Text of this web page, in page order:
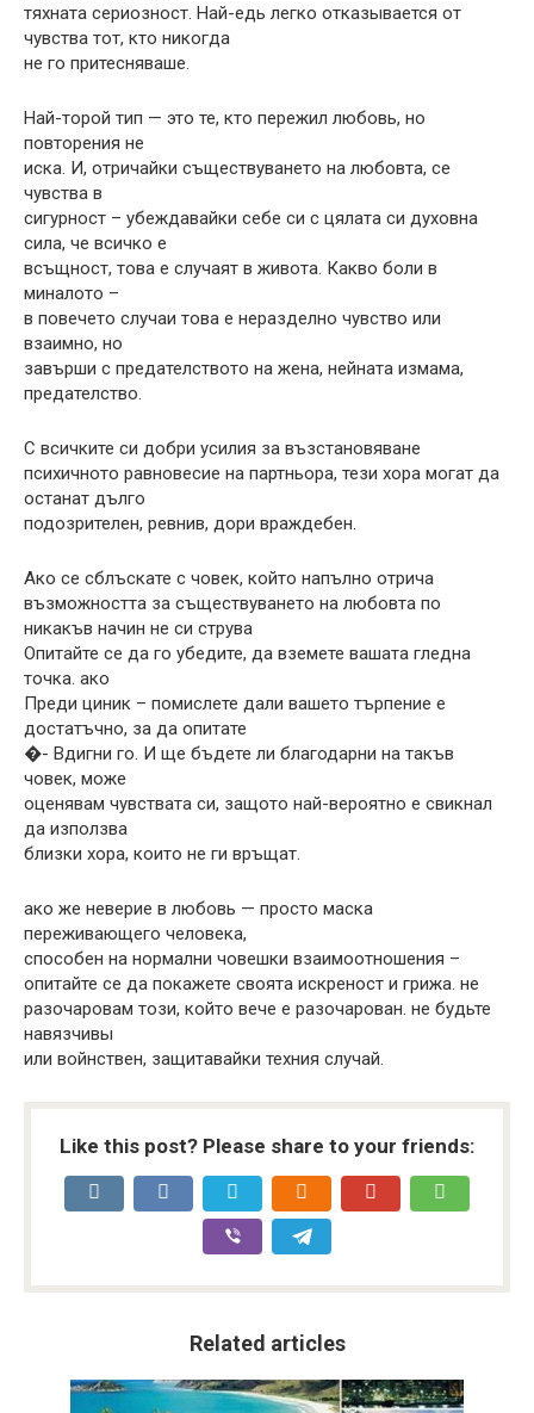
тяхната сериозност. Най-едь легко отказывается от
чувства тот, кто никогда
не го притесняваше.
Най-торой тип — это те, кто пережил любовь, но
повторения не
иска. И, отричайки съществуването на любовта, се
чувства в
сигурност – убеждавайки себе си с цялата си духовна
сила, че всичко е
всъщност, това е случаят в живота. Какво боли в
миналото –
в повечето случаи това е неразделно чувство или
взаимно, но
завърши с предателството на жена, нейната измама,
предателство.
С всичките си добри усилия за възстановяване
психичното равновесие на партньора, тези хора могат да
останат дълго
подозрителен, ревнив, дори враждебен.
Ако се сблъскате с човек, който напълно отрича
възможността за съществуването на любовта по
никакъв начин не си струва
Опитайте се да го убедите, да вземете вашата гледна
точка. ако
Преди циник – помислете дали вашето търпение е
достатъчно, за да опитате
�- Вдигни го. И ще бъдете ли благодарни на такъв
човек, може
оценявам чувствата си, защото най-вероятно е свикнал
да използва
близки хора, които не ги връщат.
ако же неверие в любовь — просто маска
переживающего человека,
способен на нормални човешки взаимоотношения –
опитайте се да покажете своята искреност и грижа. не
разочаровам този, който вече е разочарован. не будьте
навязчивы
или войнствен, защитавайки техния случай.
Like this post? Please share to your friends:
Related articles